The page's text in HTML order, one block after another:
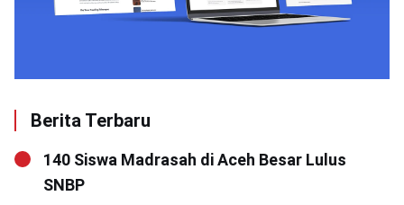
Berita Terbaru
140 Siswa Madrasah di Aceh Besar Lulus
SNBP